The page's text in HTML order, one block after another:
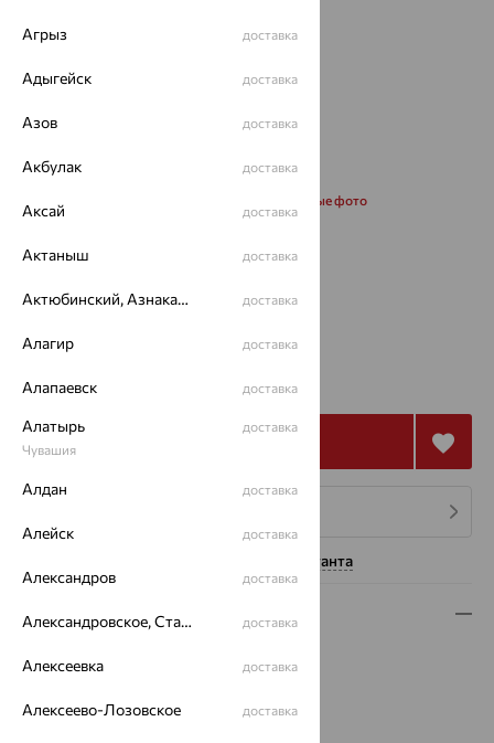
Запросить дополнительные фото
Размеры:
19
67 467 224 890₽
Купить
Нужна помощь консультанта
Описание
Металл:Золото
Агрыз доставка
Адыгейск доставка
Азов доставка
Акбулак доставка
Аксай доставка
Актаныш доставка
Актюбинский, Азнакаевский район доставка
Алагир доставка
Алапаевск доставка
Алатырь
Чувашия
доставка
Алдан доставка
Алейск доставка
Александров доставка
Александровское, Ставропольский край доставка
Алексеевка доставка
Алексеево-Лозовское доставка